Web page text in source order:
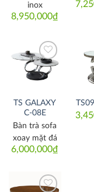
8,950,000₫
inox
Thích
TS GALAXY
C-08E
6,000,000₫
Bàn trà sofa
xoay mặt đá